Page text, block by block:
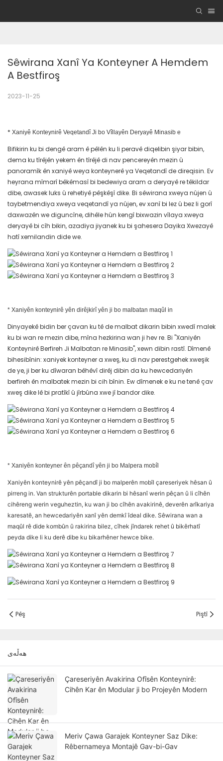
Sêwirana Xanî Ya Konteyner A Hemdem
A Bestfiroş
2023-11-25
* Xaniyê Konteynirê Veqetandî Ji bo Vîllayên Deryayê Minasib e
Bifikirin ku bi dengê aram ê pêlên ku li peravê diqelibin şiyar bibin,
dema ku tîrêjên yekem ên tîrêjê di nav pencereyên mezin û
panoramîk ên xaniyê weya konteynerê ya Veqetandî de direqisin. Ev
heyrana mîmarî bêkêmasî bi bedewiya aram a deryayê re têkildar
dibe, awasek luks û rehetiyê pêşkêşî dike. Bi sêwirana xweya nûjen û
taybetmendiya xweya veqetandî ya nûjen, ev xanî bi lez û bez li gorî
daxwazên we diguncîne, dihêle hûn kengî bixwazin vîlaya xweya
deryayê bi cîh bikin, azadiya jiyanek ku bi şahesera Dayika Xwezayê
hatî xemilandin dide we.
* Xaniyên konteynirê yên dirêjkirî yên ji bo malbatan maqûl in
Dinyayekê bidin ber çavan ku tê de malbat dikarin bibin xwedî malek
ku bi wan re mezin dibe, mîna hezkirina wan ji hev re. Bi "Xaniyên
Konteynirê Berfireh Ji Malbatan re Minasib", xewn dibin rastî. Dîmenê
bihesibînin: xaniyek konteyner a xweş, ku di nav perestgehek xweşik
de ye, ji ber ku dîwaran bêhêvî dirêj dibin da ku hewcedariyên
berfireh ên malbatek mezin bi cih bînin. Ew dîmenek e ku ne tenê çav
xweş dike lê bi pratîkî û jîrbûna xwe jî bandor dike.
* Xaniyên konteyner ên pêçandî yên ji bo Malpera mobîl
Xaniyên konteynirê yên pêçandî ji bo malperên mobîl çareseriyek hêsan û
pirreng in. Van strukturên portable dikarin bi hêsanî werin pêçan û li cîhên
cihêreng werin veguheztin, ku wan ji bo cîhên avakirinê, deverên arîkariya
karesatê, an hewcedariyên xanî yên demkî îdeal dike. Sêwirana wan a
maqûl rê dide kombûn û rakirina bilez, cîhek jîndarek rehet û bikêrhatî
peyda dike li ku derê dibe ku bikarhêner hewce bike.
Pêş Piştî
هەڵەی
Çareseriyên Avakirina Ofîsên Konteynirê:
Cihên Kar ên Modular ji bo Projeyên Modern
Meriv Çawa Garajek Konteyner Saz Dike:
Rêbernameya Montajê Gav-bi-Gav